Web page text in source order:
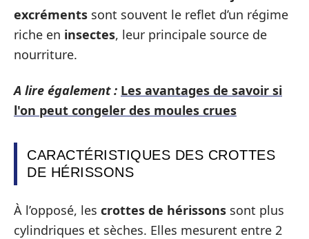
excréments sont souvent le reflet d’un régime
riche en insectes, leur principale source de
nourriture.
A lire également : Les avantages de savoir si
l'on peut congeler des moules crues
CARACTÉRISTIQUES DES CROTTES
DE HÉRISSONS
À l’opposé, les crottes de hérissons sont plus
cylindriques et sèches. Elles mesurent entre 2